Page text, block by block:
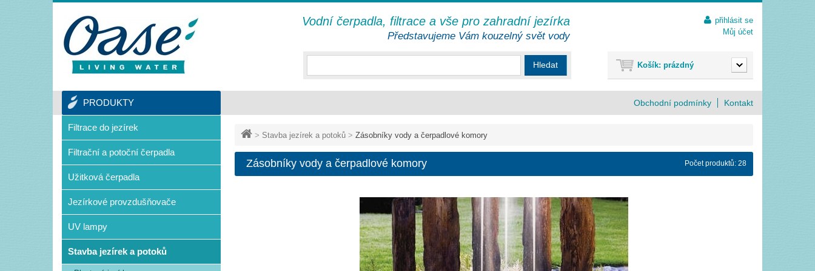
> Stavba jezírek a potoků > Zásobníky vody a čerpadlové komory
Zásobníky vody a čerpadlové komory Počet produktů: 28
PRODUKTY
Filtrace do jezírek
Filtrační a potoční čerpadla
Užitková čerpadla
Jezírkové provzdušňovače
UV lampy
Stavba jezírek a potoků
Obchodní podmínky Kontakt
Hledat
přihlásit se
Můj účet
Košík: prázdný
Vodní čerpadla, filtrace a vše pro zahradní jezírka
Představujeme Vám kouzelný svět vody